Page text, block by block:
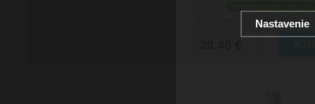
Doručenie: v pondelokNastavenie